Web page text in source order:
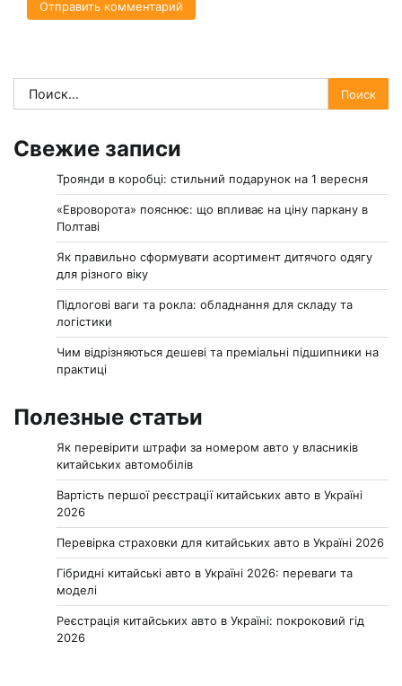
Найти:
Свежие записи
Троянди в коробці: стильний подарунок на 1 вересня
«Евроворота» пояснює: що впливає на ціну паркану в
Полтаві
Як правильно сформувати асортимент дитячого одягу
для різного віку
Підлогові ваги та рокла: обладнання для складу та
логістики
Чим відрізняються дешеві та преміальні підшипники на
практиці
Полезные статьи
Як перевірити штрафи за номером авто у власників
китайських автомобілів
Вартість першої реєстрації китайських авто в Україні
2026
Перевірка страховки для китайських авто в Україні 2026
Гібридні китайські авто в Україні 2026: переваги та
моделі
Реєстрація китайських авто в Україні: покроковий гід
2026